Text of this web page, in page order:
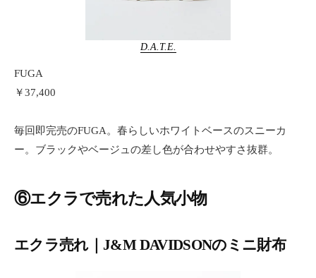
D.A.T.E.
FUGA
￥37,400
毎回即完売のFUGA。春らしいホワイトベースのスニーカ
ー。ブラックやベージュの差し色が合わせやすさ抜群。
⑥エクラで売れた人気小物
エクラ売れ｜J&M DAVIDSONのミニ財布